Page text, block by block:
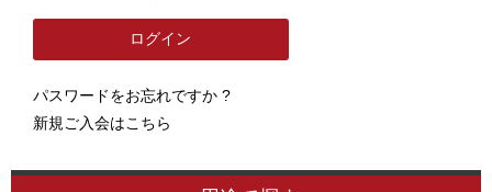
パスワードをお忘れですか ?
新規ご入会はこちら